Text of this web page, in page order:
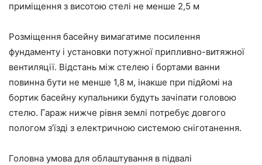
приміщення з висотою стелі не менше 2,5 м
Розміщення басейну вимагатиме посилення
фундаменту і установки потужної припливно-витяжної
вентиляції. Відстань між стелею і бортами ванни
повинна бути не менше 1,8 м, інакше при підйомі на
бортик басейну купальники будуть зачіпати головою
стелю. Гараж нижче рівня землі потребує довгого
пологом з’їзді з електричною системою сніготанення.
Головна умова для облаштування в підвалі